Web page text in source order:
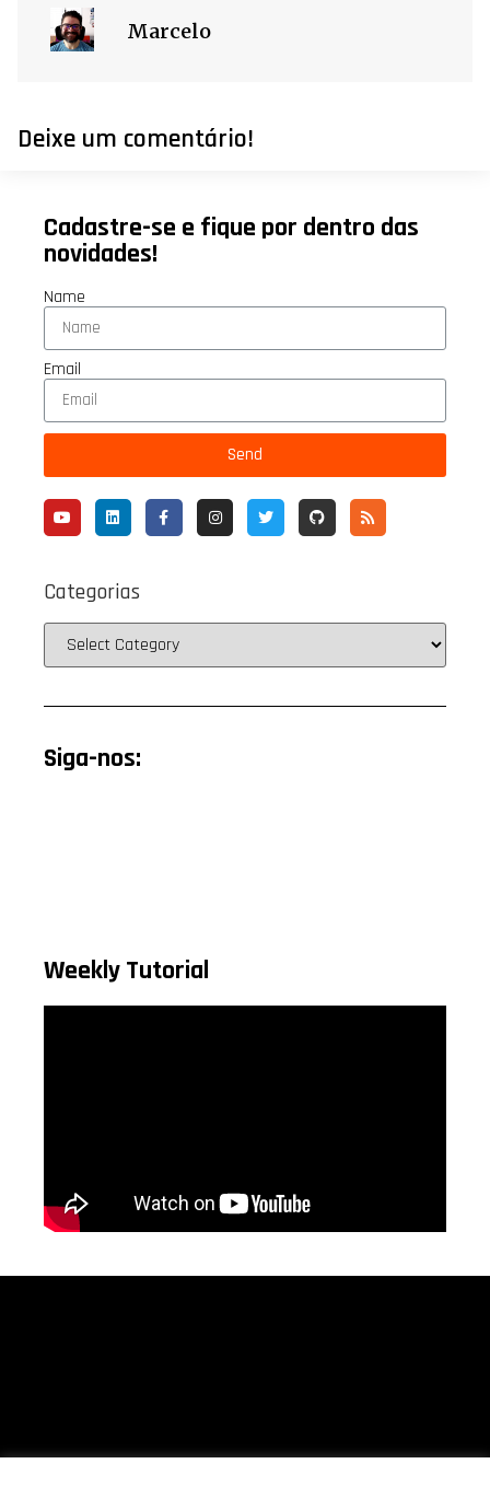
Marcelo
Deixe um comentário!
Cadastre-se e fique por dentro das
novidades!
Name
Email
Send
Categorias
Siga-nos:
Weekly Tutorial